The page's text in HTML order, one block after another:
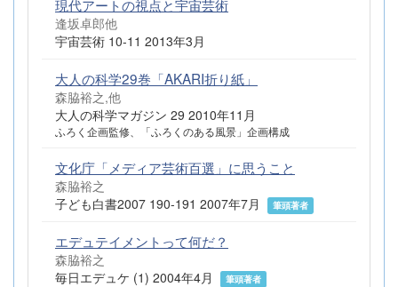
現代アートの視点と宇宙芸術
逢坂卓郎他
宇宙芸術 10-11 2013年3月
大人の科学29巻「AKARI折り紙」
森脇裕之,他
大人の科学マガジン 29 2010年11月
ふろく企画監修、「ふろくのある風景」企画構成
文化庁「メディア芸術百選」に思うこと
森脇裕之
子ども白書2007 190-191 2007年7月
筆頭著者
エデュテイメントって何だ？
森脇裕之
毎日エデュケ (1) 2004年4月
筆頭著者